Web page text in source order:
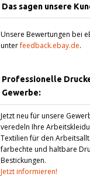
Das sagen unsere
Unsere Bewertungen bei
unterfeedback.ebay.de.
Professionelle
Gewerbe:
Jetzt neu für unsere
veredeln Ihre
Textilien für den
farbechte und haltbare
Bestickungen.
Jetzt informieren!